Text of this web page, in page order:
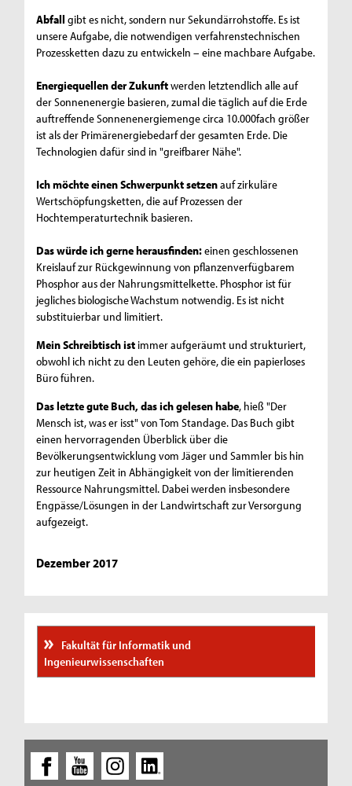
Abfall gibt es nicht, sondern nur Sekundärrohstoffe. Es ist
unsere Aufgabe, die notwendigen verfahrenstechnischen
Prozessketten dazu zu entwickeln – eine machbare Aufgabe.
Energiequellen der Zukunftwerden letztendlich alle auf
der Sonnenenergie basieren, zumal die täglich auf die Erde
auftreffende Sonnenenergiemenge circa 10.000fach größer
ist als der Primärenergiebedarf der gesamten Erde. Die
Technologien dafür sind in "greifbarer Nähe".
Ich möchte einen Schwerpunkt setzenauf zirkuläre
Wertschöpfungsketten, die auf Prozessen der
Hochtemperaturtechnik basieren.
Das würde ich gerne herausfinden:einen geschlossenen
Kreislauf zur Rückgewinnung von pflanzenverfügbarem
Phosphor aus der Nahrungsmittelkette. Phosphor ist für
jegliches biologische Wachstum notwendig. Es ist nicht
substituierbar und limitiert.
Mein Schreibtisch ist immer aufgeräumt und strukturiert,
obwohl ich nicht zu den Leuten gehöre, die ein papierloses
Büro führen.
Das letzte gute Buch, das ich gelesen habe, hieß "Der
Mensch ist, was er isst" von Tom Standage. Das Buch gibt
einen hervorragenden Überblick über die
Bevölkerungsentwicklung vom Jäger und Sammler bis hin
zur heutigen Zeit in Abhängigkeit von der limitierenden
Ressource Nahrungsmittel. Dabei werden insbesondere
Engpässe/Lösungen in der Landwirtschaft zur Versorgung
aufgezeigt.
Dezember 2017
Fakultät für Informatik und
Ingenieurwissenschaften